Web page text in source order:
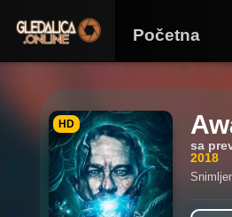
Početna
HD
sa
2018